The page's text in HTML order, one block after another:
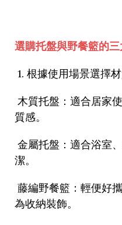
選購托盤與野餐籃的
1. 根據使用場景選擇
木質托盤：適合居家
質感。
金屬托盤：適合浴室
潔。
藤編野餐籃：輕便好
為收納裝飾。